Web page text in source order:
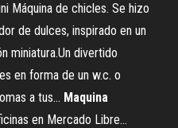
Máquina de chicles. Se hizo
de dulces, inspirado en un
miniatura.Un divertido
en forma de un w.c. o
a tus... Maquina
en Mercado Libre…